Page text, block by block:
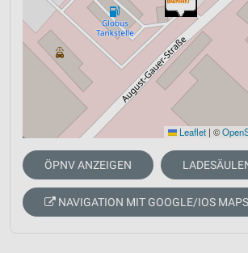
Leaflet | ©
ÖPNV ANZEIGEN
NAVIGATION MIT GOOGLE/IOS MAPS